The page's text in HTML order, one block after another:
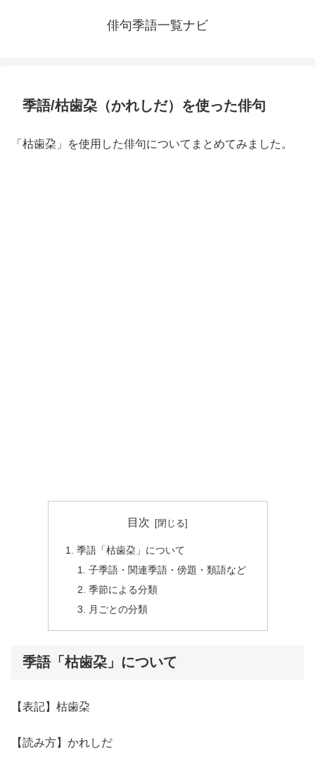
俳句季語一覧ナビ
季語/枯歯朶（かれしだ）を使った俳句
「枯歯朶」を使用した俳句についてまとめてみました。
目次
季語「枯歯朶」について
子季語・関連季語・傍題・類語など
季節による分類
月ごとの分類
季語「枯歯朶」について
【表記】枯歯朶
【読み方】かれしだ